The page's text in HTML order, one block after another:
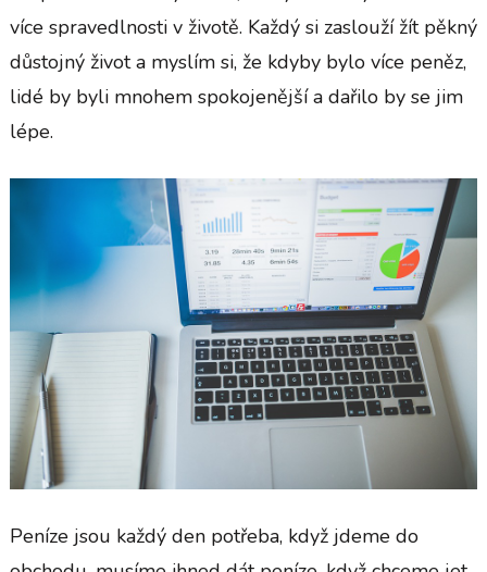
více spravedlnosti v životě. Každý si zaslouží žít pěkný
důstojný život a myslím si, že kdyby bylo více peněz,
lidé by byli mnohem spokojenější a dařilo by se jim
lépe.
Peníze jsou každý den potřeba, když jdeme do